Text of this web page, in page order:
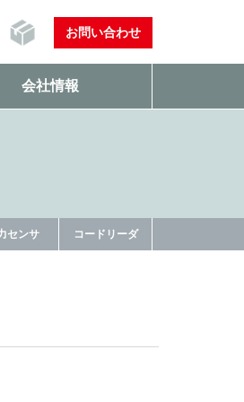
お問い合わせ
会社情報
センサ コードリーダ